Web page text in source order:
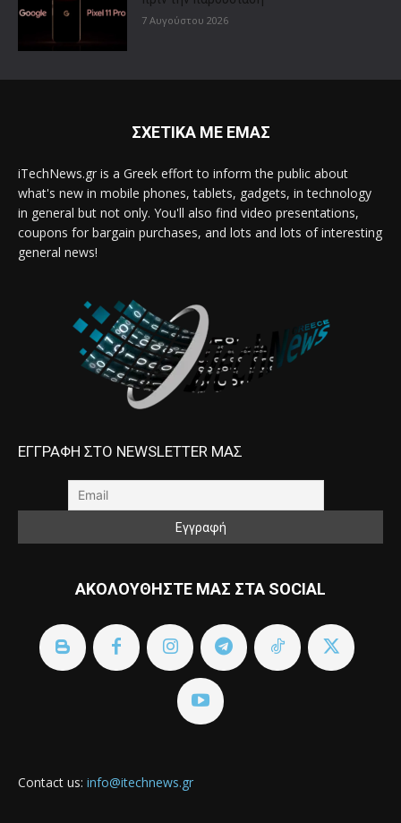
7 Αυγούστου 2026
ΣΧΕΤΙΚΑ ΜΕ ΕΜΑΣ
iTechNews.gr is a Greek effort to inform the public about
what's new in mobile phones, tablets, gadgets, in technology
in general but not only. You'll also find video presentations,
coupons for bargain purchases, and lots and lots of interesting
general news!
ΕΓΓΡΑΦΗ ΣΤΟ NEWSLETTER ΜΑΣ
ΑΚΟΛΟΥΘΗΣΤΕ ΜΑΣ ΣΤΑ SOCIAL
Contact us: info@itechnews.gr